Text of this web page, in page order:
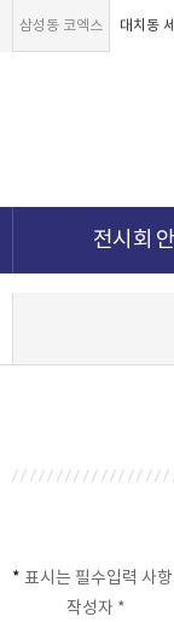
삼성동 코엑스 대치동
전시회
* 표시는 필수입력 사
작성자 *